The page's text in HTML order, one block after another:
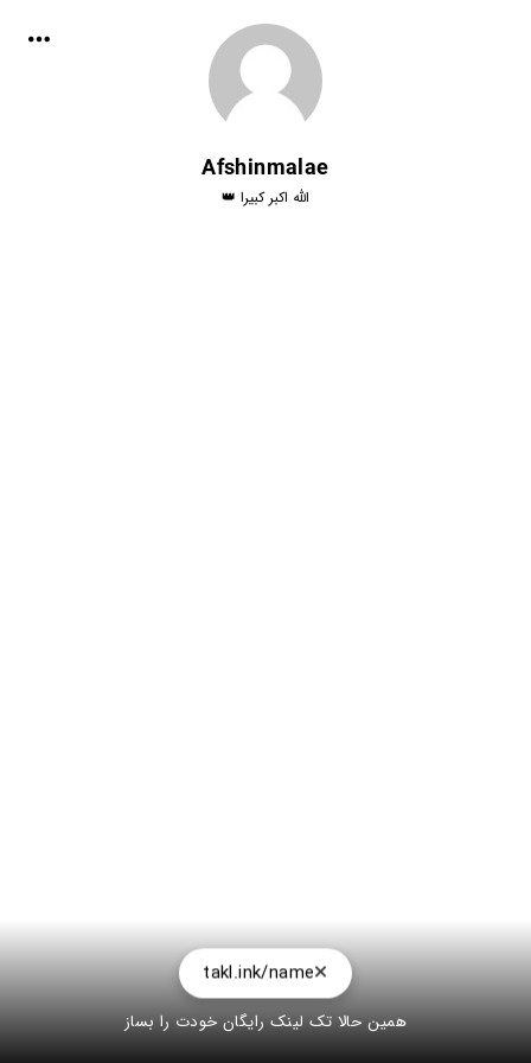
Afshinmalae
الله اکبر کبیرا 👑
takl.ink/name
همین حالا تک لینک رایگان خودت را بساز